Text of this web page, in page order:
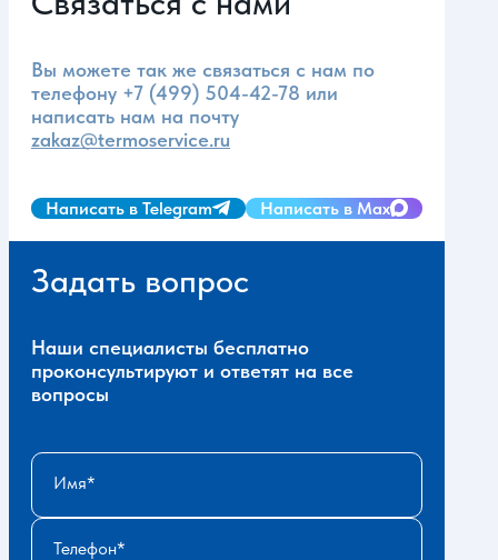
Вы можете так же связаться с нам по
телефону +7 (499) 504-42-78 или
написать нам на почту
zakaz@termoservice.ru
Написать в Telegram Написать в Max
Задать вопрос
Наши специалисты бесплатно
проконсультируют и ответят на все
вопросы
Имя
Телефон